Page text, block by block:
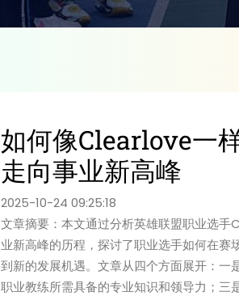
如何像Clearlove一
走向事业新高峰
2025-10-24 09:25:18
文章摘要：本文通过分析英雄联盟职业选
业新高峰的历程，探讨了职业选手如何在
到新的发展机遇。文章从四个方面展开：一
职业教练所需具备的专业知识和领导力；三